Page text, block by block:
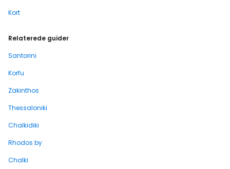
Kort
Relaterede guider
Santorini
Korfu
Zakinthos
Thessaloniki
Chalkidiki
Rhodos by
Chalki